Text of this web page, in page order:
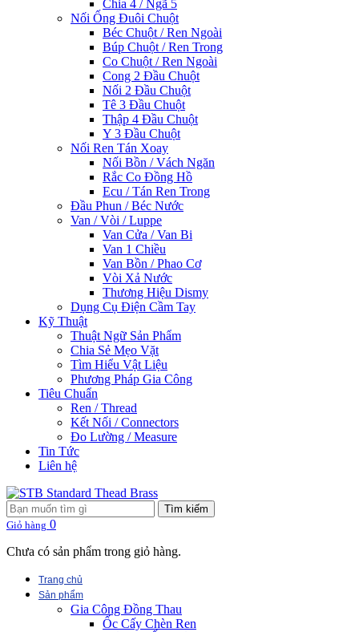
Chia 4 / Ngã 5
Nối Ống Đuôi Chuột
Béc Chuột / Ren Ngoài
Búp Chuột / Ren Trong
Co Chuột / Ren Ngoài
Cong 2 Đầu Chuột
Nối 2 Đầu Chuột
Tê 3 Đầu Chuột
Thập 4 Đầu Chuột
Y 3 Đầu Chuột
Nối Ren Tán Xoay
Nối Bồn / Vách Ngăn
Rắc Co Đồng Hồ
Ecu / Tán Ren Trong
Đầu Phun / Béc Nước
Van / Vòi / Luppe
Van Cửa / Van Bi
Van 1 Chiều
Van Bồn / Phao Cơ
Vòi Xả Nước
Thương Hiệu Dismy
Dụng Cụ Điện Cầm Tay
Kỹ Thuật
Thuật Ngữ Sản Phẩm
Chia Sẻ Mẹo Vặt
Tìm Hiểu Vật Liệu
Phương Pháp Gia Công
Tiêu Chuẩn
Ren / Thread
Kết Nối / Connectors
Đo Lường / Measure
Tin Tức
Liên hệ
Tìm kiếm
Giỏ hàng 0
Chưa có sản phẩm trong giỏ hàng.
Trang chủ
Sản phẩm
Gia Công Đồng Thau
Ốc Cấy Chèn Ren